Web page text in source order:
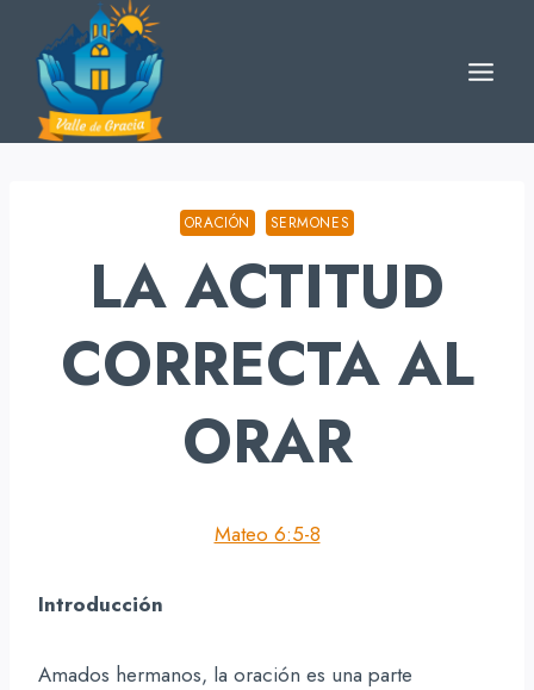
content
ORACIÓN SERMONES
LA ACTITUD
CORRECTA AL
ORAR
Mateo 6:5-8
Introducción
Amados hermanos, la oración es una parte